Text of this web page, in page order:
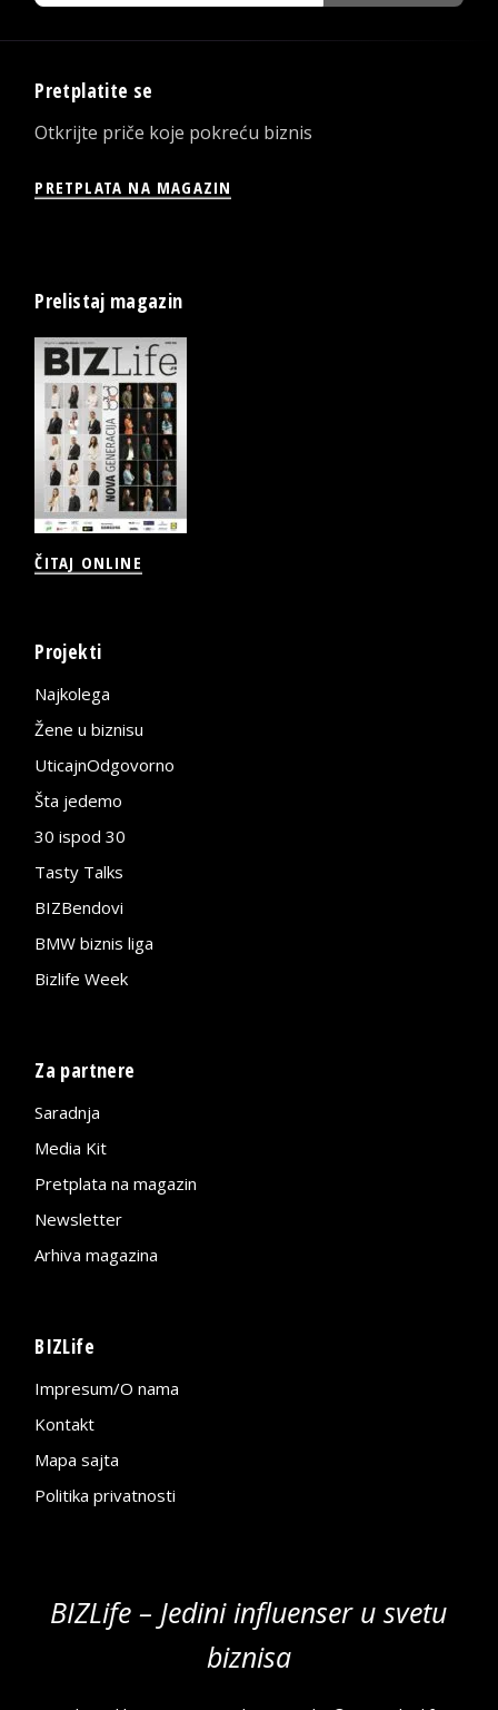
Pretplatite se
Otkrijte priče koje pokreću biznis
PRETPLATA NA MAGAZIN
Prelistaj magazin
ČITAJ ONLINE
Projekti
Najkolega
Žene u biznisu
UticajnOdgovorno
Šta jedemo
30 ispod 30
Tasty Talks
BIZBendovi
BMW biznis liga
Bizlife Week
Za partnere
Saradnja
Media Kit
Pretplata na magazin
Newsletter
Arhiva magazina
BIZLife
Impresum/O nama
Kontakt
Mapa sajta
Politika privatnosti
BIZLife – Jedini influenser u svetu
biznisa